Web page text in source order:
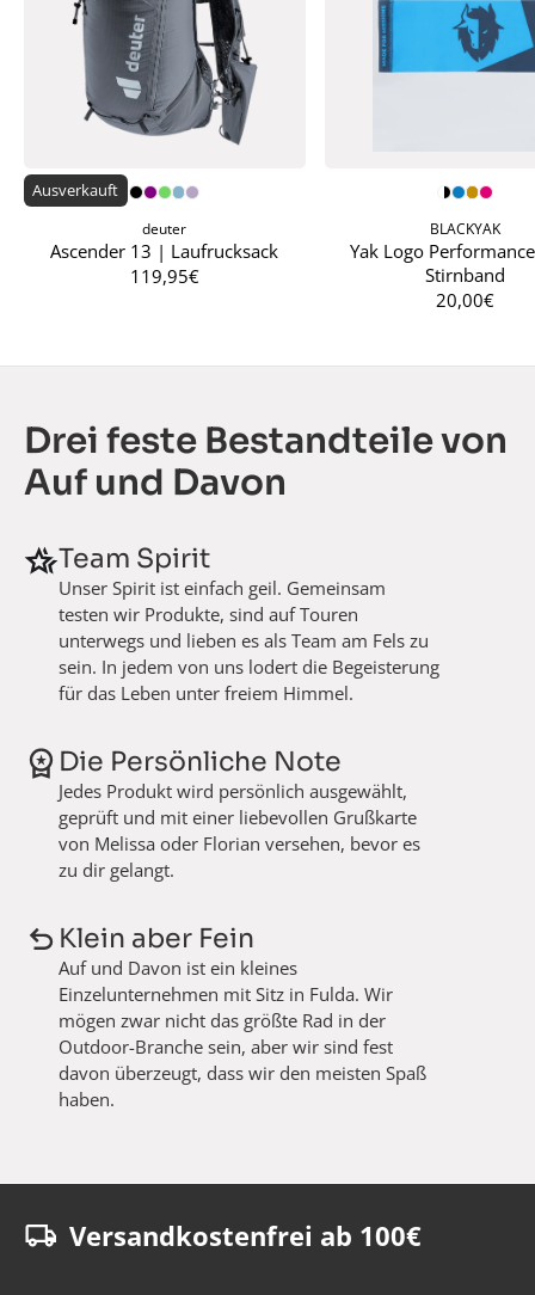
Ausverkauft
deuter
Ascender 13 | Laufrucksack
119,95€
BLACKYAK
Yak Logo
Stirnband
20,00€
Drei feste Bestandteile von
Auf und Davon
Team Spirit
Unser Spirit ist einfach geil. Gemeinsam
testen wir Produkte, sind auf Touren
unterwegs und lieben es als Team am Fels zu
sein. In jedem von uns lodert die Begeisterung
für das Leben unter freiem Himmel.
Die Persönliche Note
Jedes Produkt wird persönlich ausgewählt,
geprüft und mit einer liebevollen Grußkarte
von Melissa oder Florian versehen, bevor es
zu dir gelangt.
Klein aber Fein
Auf und Davon ist ein kleines
Einzelunternehmen mit Sitz in Fulda. Wir
mögen zwar nicht das größte Rad in der
Outdoor-Branche sein, aber wir sind fest
davon überzeugt, dass wir den meisten Spaß
haben.
Versandkostenfrei ab 100€